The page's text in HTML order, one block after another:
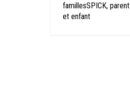
famillesSPICK, parent
et enfant